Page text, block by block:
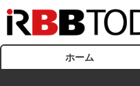
ホーム